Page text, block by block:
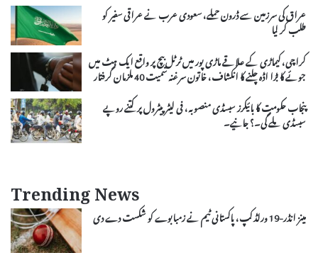
عراق کی سرزمین سے ڈرون حملے، سعودی عرب نے عراقی سفیر کو
طلب کر لیا
کراچی، کیماڑی کے علاقے ماڑی پور میں ٹرٹل بیچ پر واقع ایک ہٹ میں
جوئے کا بڑا اڈہ چلنے کا انکشاف، خاتون سرغنہ سمیت 40 ملزمان گرفتار
پنجاب حکومت کا بائیکرز سبسڈی منصوبہ، فی لیٹر پیٹرول پر کتنے روپے
سبسڈی ملے گی۔؟ جانیے۔
Trending News
مینز انڈر-19 ورلڈ کپ، پاکستانی ٹیم نے زمبابوے کو شکست دے دی